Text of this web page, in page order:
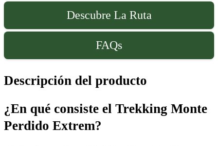
Descubre La Ruta
FAQs
Descripción del producto
¿En qué consiste el Trekking Monte
Perdido Extrem?